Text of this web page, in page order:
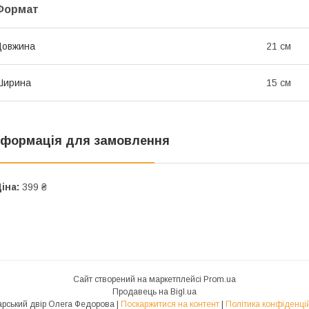
21 см
15 см
для замовлення
399 ₴
Сайт створений на маркетплейсі Prom.ua
Продавець на Bigl.ua
Поскаржитися на контент Політика